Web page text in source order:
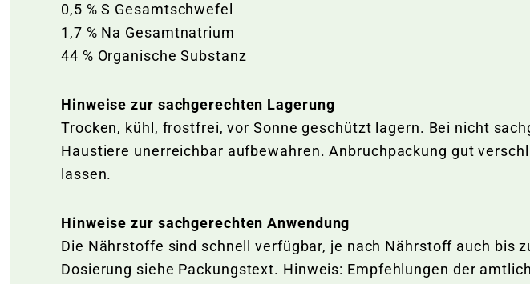
0,5 % S Gesamtschwefel
1,7 % Na Gesamtnatrium
44 % Organische Substanz
Hinweise zur sachgerechten Lagerung
Trocken, kühl, frostfrei, vor Sonne geschützt lagern. Bei nicht
Haustiere unerreichbar aufbewahren. Anbruchpackung gut
lassen.
Hinweise zur sachgerechten Anwendung
Die Nährstoffe sind schnell verfügbar, je nach Nährstoff auch bis
Dosierung siehe Packungstext. Hinweis: Empfehlungen der